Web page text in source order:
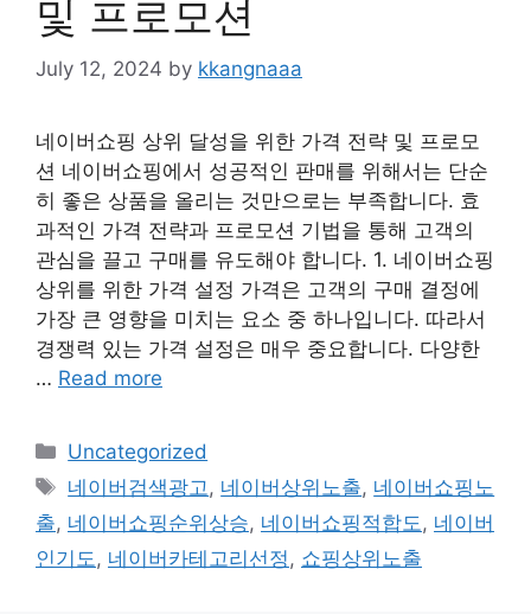
및 프로모션
July 12, 2024 by kkangnaaa
네이버쇼핑 상위 달성을 위한 가격 전략 및 프로모
션 네이버쇼핑에서 성공적인 판매를 위해서는 단순
히 좋은 상품을 올리는 것만으로는 부족합니다. 효
과적인 가격 전략과 프로모션 기법을 통해 고객의
관심을 끌고 구매를 유도해야 합니다. 1. 네이버쇼핑
상위를 위한 가격 설정 가격은 고객의 구매 결정에
가장 큰 영향을 미치는 요소 중 하나입니다. 따라서
경쟁력 있는 가격 설정은 매우 중요합니다. 다양한
… Read more
Categories
Uncategorized
Tags
네이버검색광고 , 네이버상위노출, 네이버쇼핑노
출, 네이버쇼핑순위상승, 네이버쇼핑적합도 , 네이버
인기도 , 네이버카테고리선정 , 쇼핑상위노출